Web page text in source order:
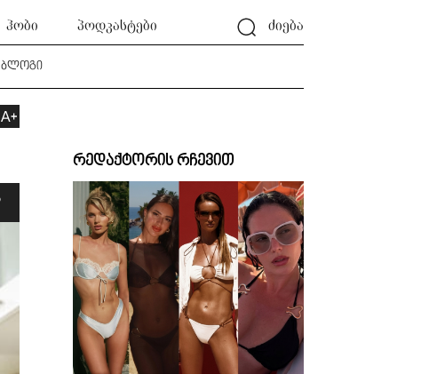
ჰობი პოდკასტები ძიება
ბლოგი
რედაქტორის რჩევით